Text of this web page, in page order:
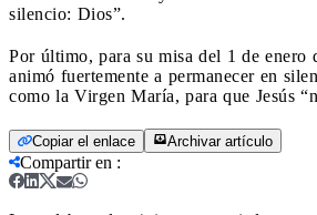
silencio: Dios”.
Por último, para su misa del 1 de enero
animó fuertemente a permanecer en
como la Virgen María, para que Jesús
Copiar el enlace Archivar artículo
Compartir en :